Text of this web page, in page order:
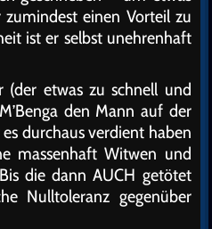
einen Vorteil zu
ist er selbst unehrenhaft
etwas zu schnell und
den Mann auf der
durchaus verdient haben
massenhaft Witwen und
die dann AUCH getötet
Nulltoleranz gegenüber